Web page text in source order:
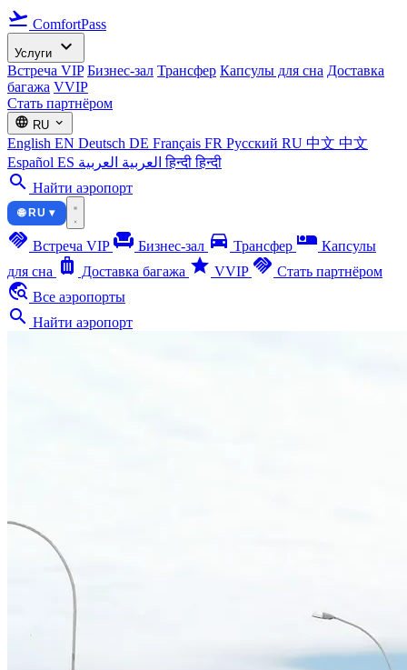
flight_takeoff ComfortPass
Услуги expand_more
Встреча VIP Бизнес-зал Трансфер Капсулы для сна Доставка
багажа VVIP
Стать партнёром
language RU expand_more
English EN Deutsch DE Français FR Русский RU 中文 中文
Español ES العربية العربية हिन्दीहिन्दी
search Найти аэропорт
🌐 RU ▾
handshake Встреча VIP chair Бизнес-зал directions_car Трансфер airline_seat_individual_suite Капсулы
для сна luggage Доставка багажа star VVIP handshake Стать партнёром
travel_explore Все аэропорты
search Найти аэропорт